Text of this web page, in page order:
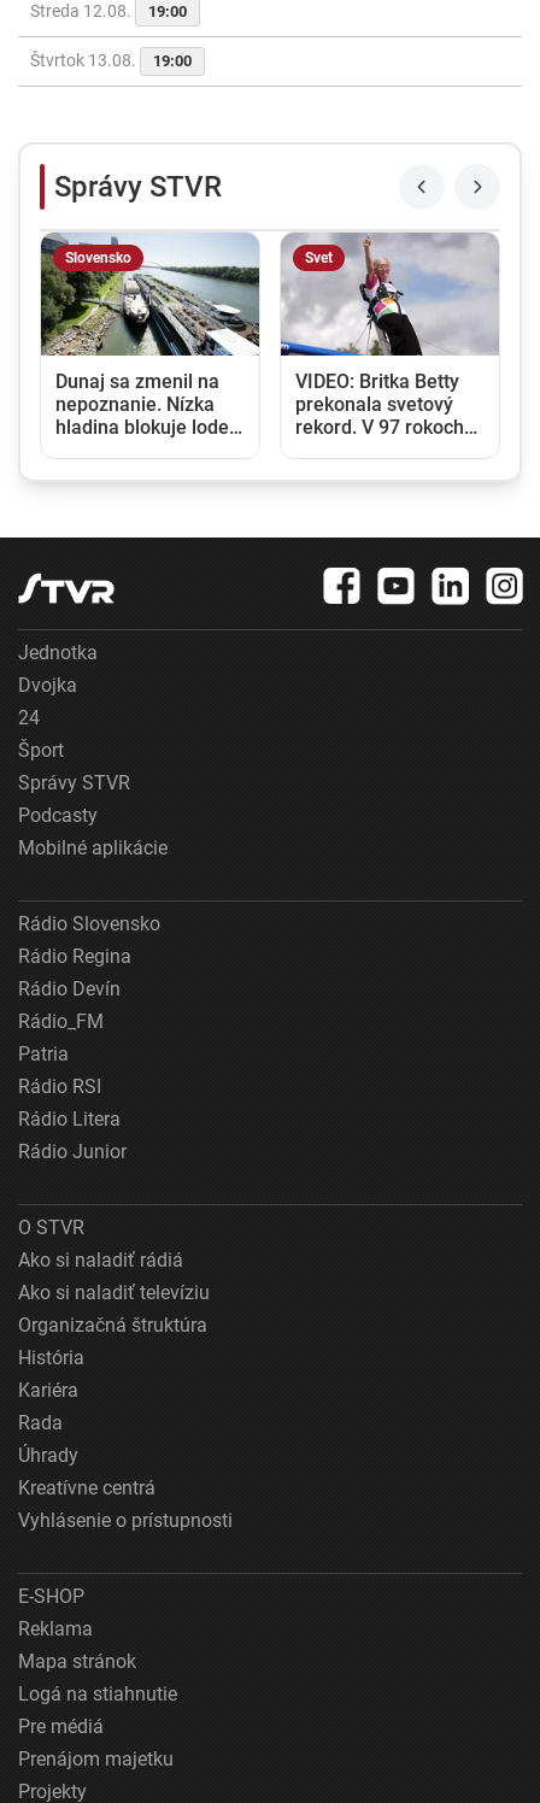
Streda 12.08. 19:00
Štvrtok 13.08. 19:00
Správy STVR
Slovensko
Dunaj sa zmenil na
nepoznanie. Nízka
hladina blokuje lode a
Svet
VIDEO: Britka Betty
prekonala svetový
rekord. V 97 rokoch
Jednotka
Dvojka
24
Šport
Správy STVR
Podcasty
Mobilné aplikácie
Rádio Slovensko
Rádio Regina
Rádio Devín
Rádio_FM
Patria
Rádio RSI
Rádio Litera
Rádio Junior
O STVR
Ako si naladiť rádiá
Ako si naladiť televíziu
Organizačná štruktúra
História
Kariéra
Rada
Úhrady
Kreatívne centrá
Vyhlásenie o prístupnosti
E-SHOP
Reklama
Mapa stránok
Logá na stiahnutie
Pre médiá
Prenájom majetku
Projekty